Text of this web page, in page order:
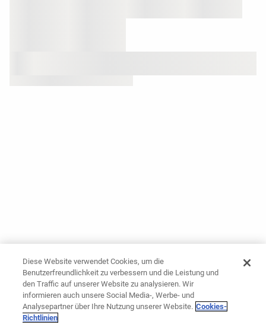
Diese Website verwendet Cookies, um die
Benutzerfreundlichkeit zu verbessern und die Leistung und
den Traffic auf unserer Website zu analysieren. Wir
informieren auch unsere Social Media-, Werbe- und
Analysepartner über Ihre Nutzung unserer Website. Cookies-
Richtlinien